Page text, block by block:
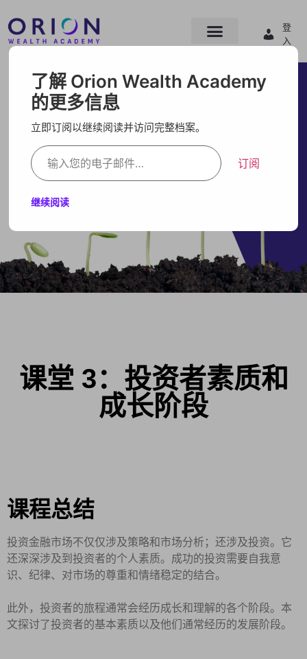
登
入
课堂 3：投资者素质和
成长阶段
课程总结
投资金融市场不仅仅涉及策略和市场分析；还涉及投资。它
还深深涉及到投资者的个人素质。成功的投资需要自我意
识、纪律、对市场的尊重和情绪稳定的结合。
此外，投资者的旅程通常会经历成长和理解的各个阶段。本
文探讨了投资者的基本素质以及他们通常经历的发展阶段。
了解 Orion Wealth Academy
的更多信息
立即订阅以继续阅读并访问完整档案。
订阅
继续阅读